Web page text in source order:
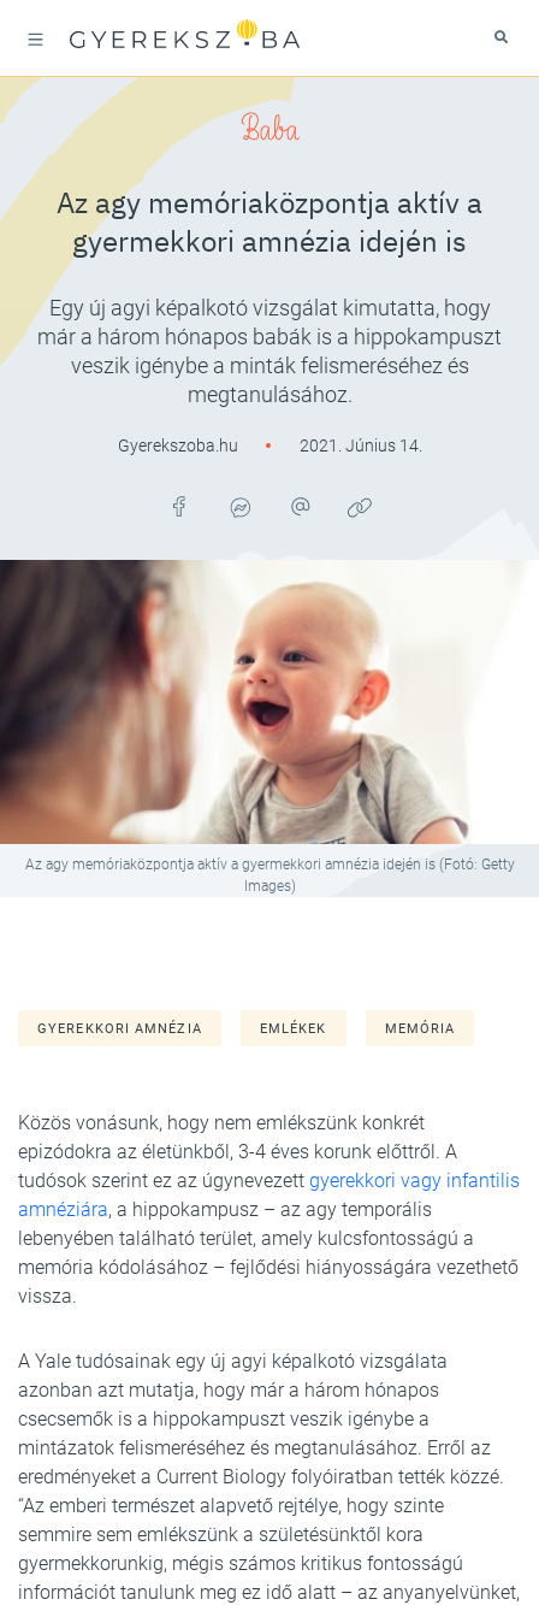
Baba
Az agy memóriaközpontja aktív a
gyermekkori amnézia idején is
Egy új agyi képalkotó vizsgálat kimutatta, hogy
már a három hónapos babák is a hippokampuszt
veszik igénybe a minták felismeréséhez és
megtanulásához.
Gyerekszoba.hu 2021. Június 14.
Az agy memóriaközpontja aktív a gyermekkori amnézia idején is (Fotó: Getty
Images)
GYEREKKORI AMNÉZIA EMLÉKEK MEMÓRIA
Közös vonásunk, hogy nem emlékszünk konkrét
epizódokra az életünkből, 3-4 éves korunk előttről. A
tudósok szerint ez az úgynevezett gyerekkori vagy infantilis
amnéziára, a hippokampusz – az agy temporális
lebenyében található terület, amely kulcsfontosságú a
memória kódolásához – fejlődési hiányosságára vezethető
vissza.
A Yale tudósainak egy új agyi képalkotó vizsgálata
azonban azt mutatja, hogy már a három hónapos
csecsemők is a hippokampuszt veszik igénybe a
mintázatok felismeréséhez és megtanulásához. Erről az
eredményeket a Current Biology folyóiratban tették közzé.
“Az emberi természet alapvető rejtélye, hogy szinte
semmire sem emlékszünk a születésünktől kora
gyermekkorunkig, mégis számos kritikus fontosságú
információt tanulunk meg ez idő alatt – az anyanyelvünket,